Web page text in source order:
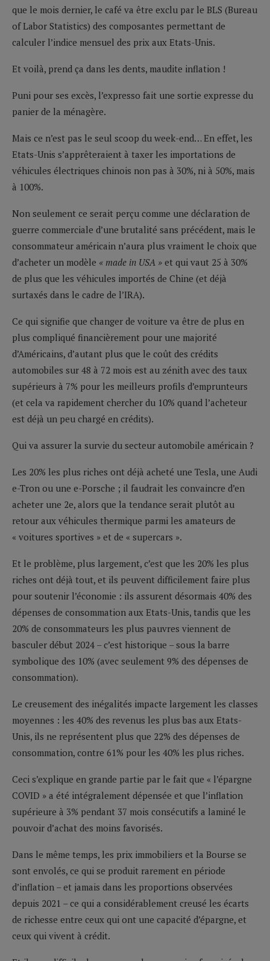
que le mois dernier, le café va être exclu par le BLS (Bureau
of Labor Statistics) des composantes permettant de
calculer l’indice mensuel des prix aux Etats-Unis.
Et voilà, prend ça dans les dents, maudite inflation !
Puni pour ses excès, l’expresso fait une sortie expresse du
panier de la ménagère.
Mais ce n’est pas le seul scoop du week-end… En effet, les
Etats-Unis s’apprêteraient à taxer les importations de
véhicules électriques chinois non pas à 30%, ni à 50%, mais
à 100%.
Non seulement ce serait perçu comme une déclaration de
guerre commerciale d’une brutalité sans précédent, mais le
consommateur américain n’aura plus vraiment le choix que
d’acheter un modèle « made in USA » et qui vaut 25 à 30%
de plus que les véhicules importés de Chine (et déjà
surtaxés dans le cadre de l’IRA).
Ce qui signifie que changer de voiture va être de plus en
plus compliqué financièrement pour une majorité
d’Américains, d’autant plus que le coût des crédits
automobiles sur 48 à 72 mois est au zénith avec des taux
supérieurs à 7% pour les meilleurs profils d’emprunteurs
(et cela va rapidement chercher du 10% quand l’acheteur
est déjà un peu chargé en crédits).
Qui va assurer la survie du secteur automobile américain ?
Les 20% les plus riches ont déjà acheté une Tesla, une Audi
e-Tron ou une e-Porsche ; il faudrait les convaincre d’en
acheter une 2e, alors que la tendance serait plutôt au
retour aux véhicules thermique parmi les amateurs de
« voitures sportives » et de « supercars ».
Et le problème, plus largement, c’est que les 20% les plus
riches ont déjà tout, et ils peuvent difficilement faire plus
pour soutenir l’économie : ils assurent désormais 40% des
dépenses de consommation aux Etats-Unis, tandis que les
20% de consommateurs les plus pauvres viennent de
basculer début 2024 – c’est historique – sous la barre
symbolique des 10% (avec seulement 9% des dépenses de
consommation).
Le creusement des inégalités impacte largement les classes
moyennes : les 40% des revenus les plus bas aux Etats-
Unis, ils ne représentent plus que 22% des dépenses de
consommation, contre 61% pour les 40% les plus riches.
Ceci s’explique en grande partie par le fait que « l’épargne
COVID » a été intégralement dépensée et que l’inflation
supérieure à 3% pendant 37 mois consécutifs a laminé le
pouvoir d’achat des moins favorisés.
Dans le même temps, les prix immobiliers et la Bourse se
sont envolés, ce qui se produit rarement en période
d’inflation – et jamais dans les proportions observées
depuis 2021 – ce qui a considérablement creusé les écarts
de richesse entre ceux qui ont une capacité d’épargne, et
ceux qui vivent à crédit.